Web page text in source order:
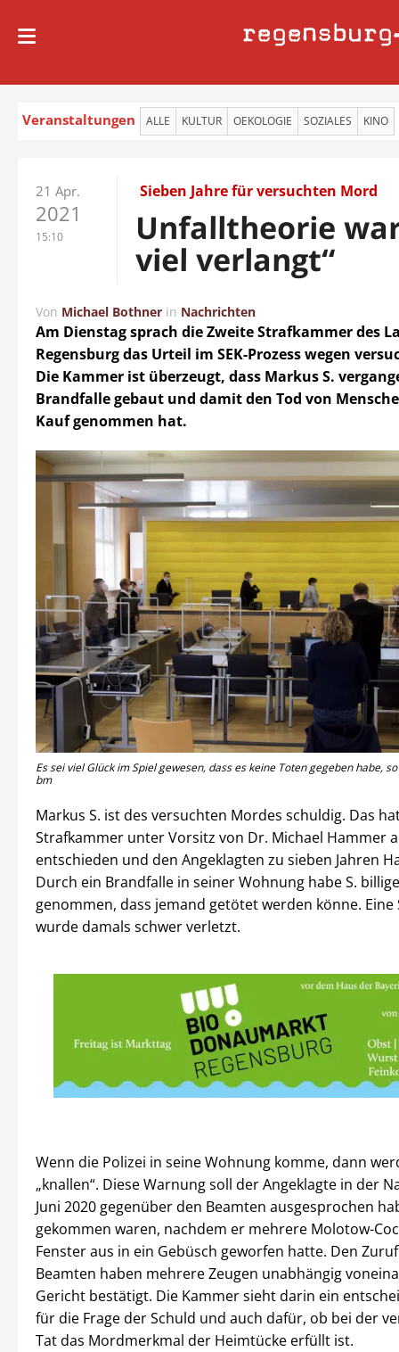
regensburg
Veranstaltungen ALLE KULTUR OEKOLOGIE SOZIALES KINO
21 Apr.
2021
15:10
Sieben Jahre für versuchten Mord
Unfalltheorie
viel verlangt“
Von Michael Bothner in Nachrichten
Am Dienstag sprach die Zweite Strafkammer des
Regensburg das Urteil im SEK-Prozess wegen
Die Kammer ist überzeugt, dass Markus S.
Brandfalle gebaut und damit den Tod von
Kauf genommen hat.
Es sei viel Glück im Spiel gewesen, dass es keine Toten gegeben habe,
bm
Markus S. ist des versuchten Mordes schuldig. Das
Strafkammer unter Vorsitz von Dr. Michael Hammer
entschieden und den Angeklagten zu sieben Jahren
Durch ein Brandfalle in seiner Wohnung habe S.
genommen, dass jemand getötet werden könne. Eine
wurde damals schwer verletzt.
Wenn die Polizei in seine Wohnung komme, dann
„knallen“. Diese Warnung soll der Angeklagte in der
Juni 2020 gegenüber den Beamten ausgesprochen
gekommen waren, nachdem er mehrere Molotow-
Fenster aus in ein Gebüsch geworfen hatte. Den
Beamten haben mehrere Zeugen unabhängig
Gericht bestätigt. Die Kammer sieht darin ein
für die Frage der Schuld und auch dafür, ob bei der
Tat das Mordmerkmal der Heimtücke erfüllt ist.